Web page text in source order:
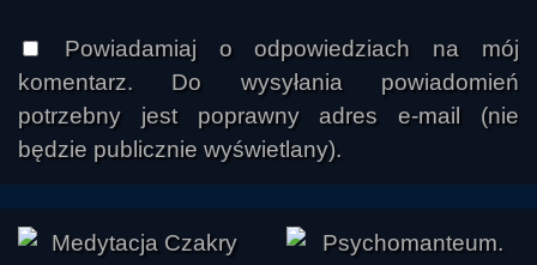
Powiadamiaj o odpowiedziach na mój
komentarz. Do wysyłania powiadomień
potrzebny jest poprawny adres e-mail (nie
będzie publicznie wyświetlany).